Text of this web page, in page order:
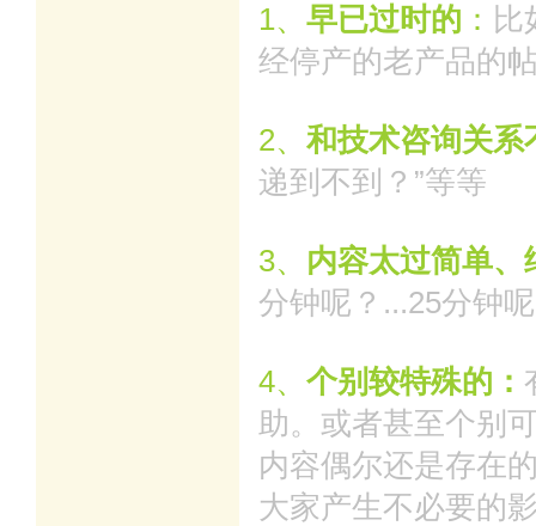
1、 早已过时的 ： 比
经停产的老产品的
2、 和技术咨询关系
递到不到？”等等
3、 内容太过简单、
分钟呢？...25分钟
4、 个别较特殊的：
助。或者甚至个别
内容偶尔还是存在
大家产生不必要的